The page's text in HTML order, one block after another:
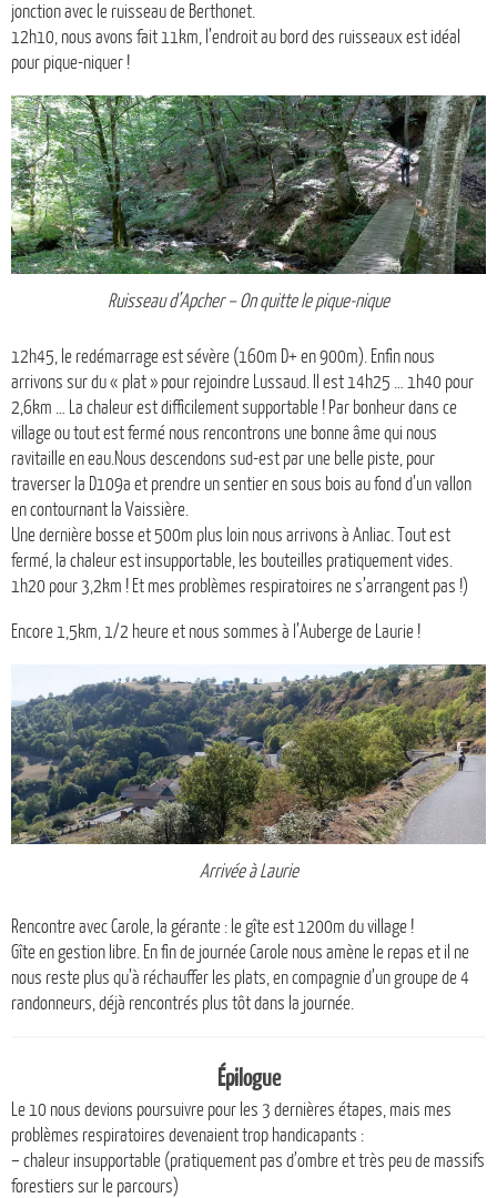
jonction avec le ruisseau de Berthonet.
12h10, nous avons fait 11km, l’endroit au bord des ruisseaux est idéal
pour pique-niquer !
Ruisseau d’Apcher – On quitte le pique-nique
12h45, le redémarrage est sévère (160m D+ en 900m). Enfin nous
arrivons sur du « plat » pour rejoindre Lussaud. Il est 14h25 … 1h40 pour
2,6km … La chaleur est difficilement supportable ! Par bonheur dans ce
village ou tout est fermé nous rencontrons une bonne âme qui nous
ravitaille en eau.Nous descendons sud-est par une belle piste, pour
traverser la D109a et prendre un sentier en sous bois au fond d’un vallon
en contournant la Vaissière.
Une dernière bosse et 500m plus loin nous arrivons à Anliac. Tout est
fermé, la chaleur est insupportable, les bouteilles pratiquement vides.
1h20 pour 3,2km ! Et mes problèmes respiratoires ne s’arrangent pas !)
Encore 1,5km, 1/2 heure et nous sommes à l’Auberge de Laurie !
Arrivée à Laurie
Rencontre avec Carole, la gérante : le gîte est 1200m du village !
Gîte en gestion libre. En fin de journée Carole nous amène le repas et il ne
nous reste plus qu’à réchauffer les plats, en compagnie d’un groupe de 4
randonneurs, déjà rencontrés plus tôt dans la journée.
Épilogue
Le 10 nous devions poursuivre pour les 3 dernières étapes, mais mes
problèmes respiratoires devenaient trop handicapants :
– chaleur insupportable (pratiquement pas d’ombre et très peu de massifs
forestiers sur le parcours)